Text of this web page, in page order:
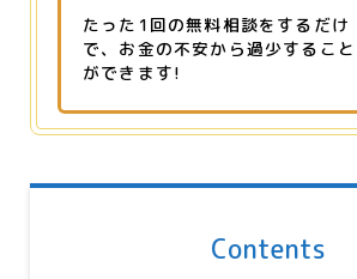
たった1回の無料相談をするだけ
で、お金の不安から過少すること
ができます!
Contents